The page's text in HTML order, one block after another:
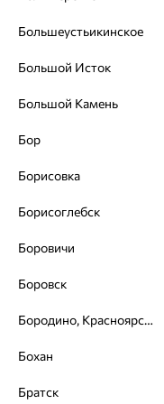
64%
"Витая" черн. + фут.,
7 835
Большеустьикинское
Большой Исток
Большой Камень
Бор
Борисовка
Борисоглебск
Боровичи
Боровск
Бородино, Красноярский край
Бохан
Братск